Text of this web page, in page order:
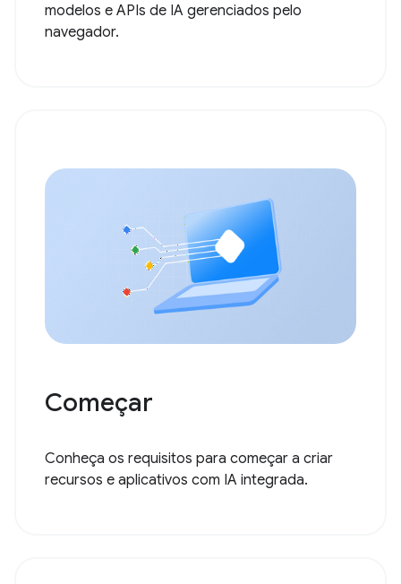
modelos e APIs de IA gerenciados pelo
navegador.
Começar
Conheça os requisitos para começar a criar
recursos e aplicativos com IA integrada.